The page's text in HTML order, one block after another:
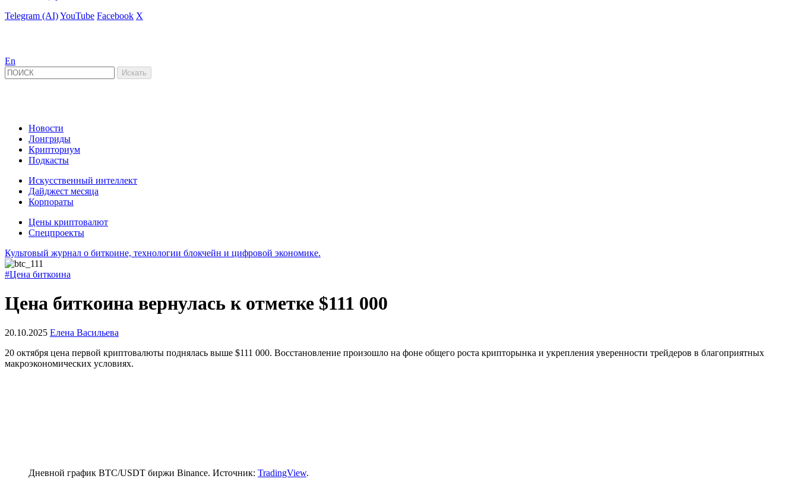
Telegram (AI)YouTube Facebook X
En
Новости
Лонгриды
Крипториум
Подкасты
Искусственный интеллект
Дайджест месяца
Корпораты
Цены криптовалют
Спецпроекты
Культовый журнал о биткоине, технологии блокчейн и цифровой экономике.
#Цена биткоина
Цена биткоина вернулась к отметке $111 000
20.10.2025 Елена Васильева
20 октября цена первой криптовалюты поднялась выше $111 000. Восстановление произошло на фоне общего роста крипторынка и укрепления уверенности трейдеров в благоприятных
макроэкономических условиях.
Дневной график BTC/USDT биржи Binance. Источник: TradingView.